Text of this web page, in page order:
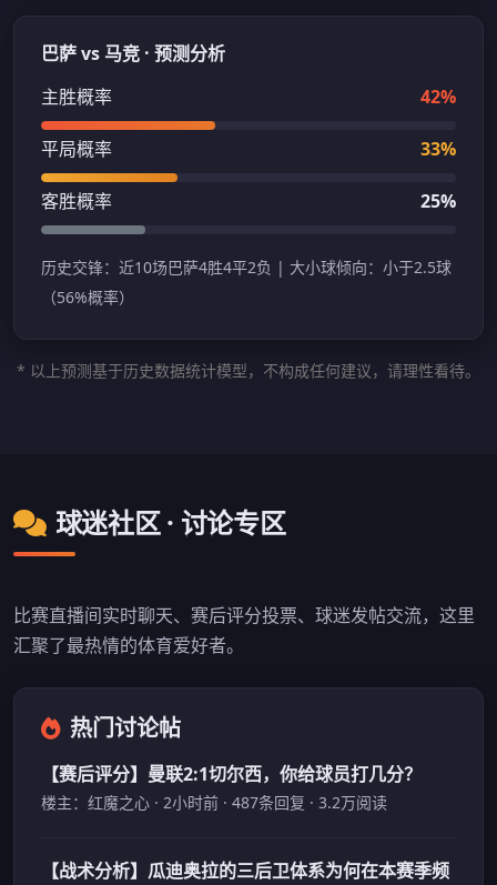
巴萨 vs 马竞 · 预测分析
主胜概率
42%
平局概率 33%
客胜概率 25%
历史交锋：近10场巴萨4胜4平2负 | 大小球倾向：小于2.5球
（56%概率）
* 以上预测基于历史数据统计模型，不构成任何建议，请理性看待。
球迷社区 · 讨论专区
比赛直播间实时聊天、赛后评分投票、球迷发帖交流，这里
汇聚了最热情的体育爱好者。
热门讨论帖
【赛后评分】曼联2:1切尔西，你给球员打几分？
楼主：红魔之心 · 2小时前 · 487条回复 · 3.2万阅读
【战术分析】瓜迪奥拉的三后卫体系为何在本赛季频